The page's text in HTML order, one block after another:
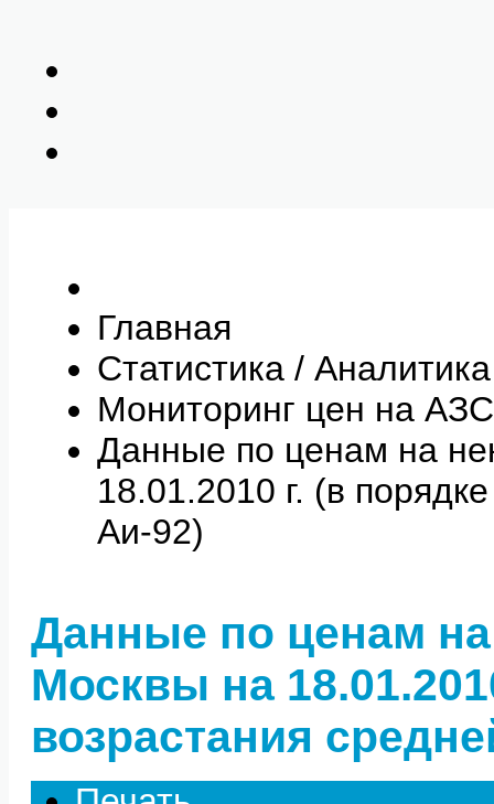
Главная
Статистика / Аналитика
Мониторинг цен на
Данные по ценам на
18.01.2010 г. (в
Аи-92)
Данные по ценам
Москвы на
возрастания